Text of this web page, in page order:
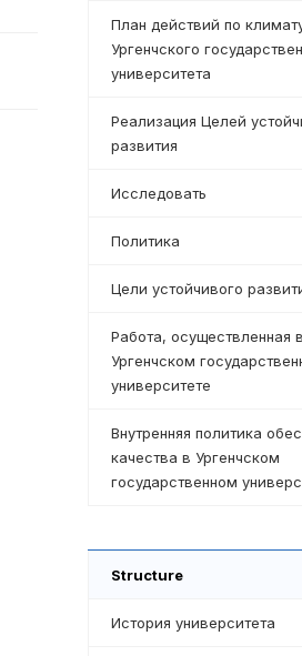
План действий по
Ургенчского
университета
Реализация Целей
развития
Исследовать
Политика
Цели устойчивого
Работа, осуществленная в
Ургенчском
университете
Внутренняя политика
качества в Ургенчском
государственном
Structure
История университета